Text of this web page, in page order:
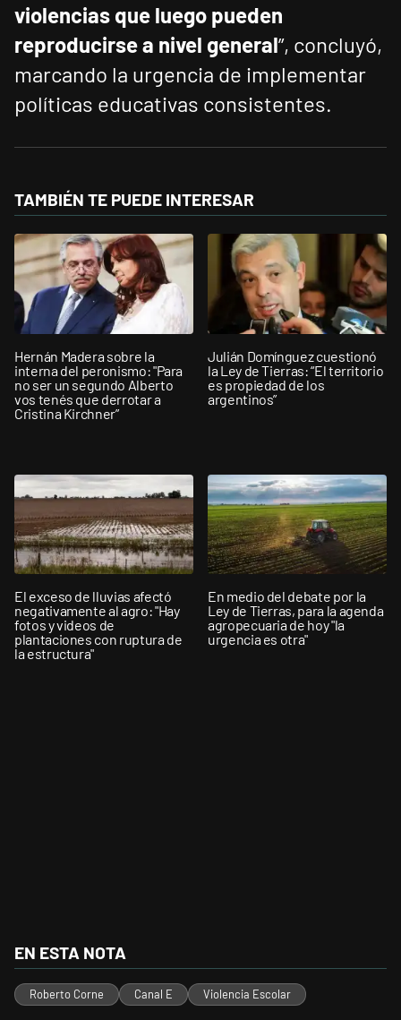
violencias que luego pueden
reproducirse a nivel general”, concluyó,
marcando la urgencia de implementar
políticas educativas consistentes.
TAMBIÉN TE PUEDE INTERESAR
Hernán Madera sobre la
interna del peronismo: "Para
no ser un segundo Alberto
vos tenés que derrotar a
Cristina Kirchner”
Julián Domínguez cuestionó
la Ley de Tierras: “El territorio
es propiedad de los
argentinos”
El exceso de lluvias afectó
negativamente al agro: "Hay
fotos y videos de
plantaciones con ruptura de
la estructura"
En medio del debate por la
Ley de Tierras, para la agenda
agropecuaria de hoy "la
urgencia es otra"
EN ESTA NOTA
Roberto Corne Canal E Violencia Escolar